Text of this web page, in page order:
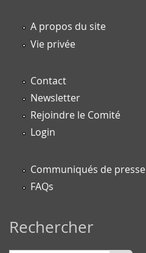
A propos du site
Vie privée
Contact
Newsletter
Rejoindre le Comité
Login
Communiqués de presse
FAQs
Rechercher